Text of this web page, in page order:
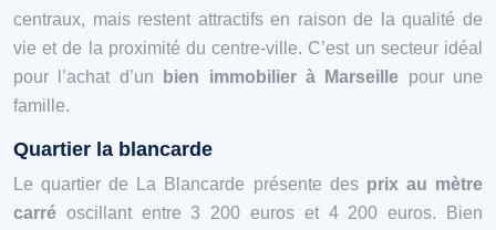
centraux, mais restent attractifs en raison de la qualité de
vie et de la proximité du centre-ville. C’est un secteur idéal
pour l’achat d’un
bien immobilier à Marseille pour une
famille.
Quartier la blancarde
Le quartier de La Blancarde présente des prix au mètre
carré oscillant entre 3 200 euros et 4 200 euros. Bien